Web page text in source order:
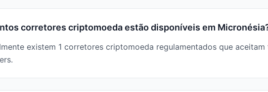
corretores criptomoeda estão disponíveis em
existem 1 corretores criptomoeda regulamentados que